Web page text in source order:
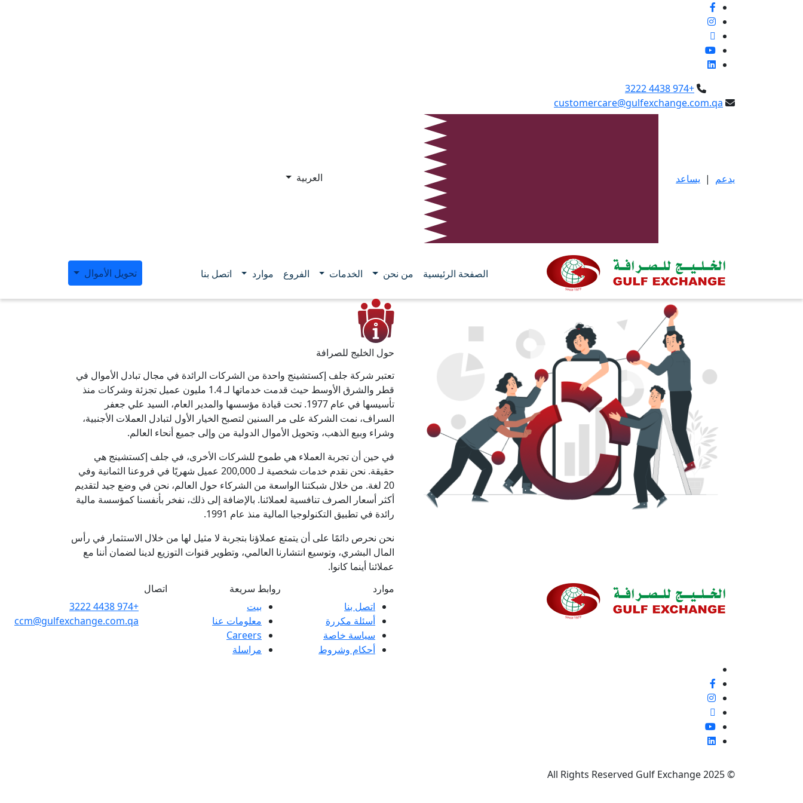
+974 4438 3222
customercare@gulfexchange.com.qa
يدعم | يساعد العربية
الصفحة الرئيسية من نحن الخدمات الفروع موارد اتصل بنا تحويل الأموال
حول الخليج للصرافة
تعتبر شركة جلف إكستشينج واحدة من الشركات الرائدة في مجال تبادل الأموال في
قطر والشرق الأوسط حيث قدمت خدماتها لـ 1.4 مليون عميل تجزئة وشركات منذ
تأسيسها في عام 1977. تحت قيادة مؤسسها والمدير العام، السيد علي جعفر
السراف، نمت الشركة على مر السنين لتصبح الخيار الأول لتبادل العملات الأجنبية،
وشراء وبيع الذهب، وتحويل الأموال الدولية من وإلى جميع أنحاء العالم.
في حين أن تجربة العملاء هي طموح للشركات الأخرى، في جلف إكستشينج هي
حقيقة. نحن نقدم خدمات شخصية لـ 200,000 عميل شهريًا في فروعنا الثمانية وفي
20 لغة. من خلال شبكتنا الواسعة من الشركاء حول العالم، نحن في وضع جيد لتقديم
أكثر أسعار الصرف تنافسية لعملائنا. بالإضافة إلى ذلك، نفخر بأنفسنا كمؤسسة مالية
رائدة في تطبيق التكنولوجيا المالية منذ عام 1991.
نحن نحرص دائمًا على أن يتمتع عملاؤنا بتجربة لا مثيل لها من خلال الاستثمار في رأس
المال البشري، وتوسيع انتشارنا العالمي، وتطوير قنوات التوزيع لدينا لضمان أننا مع
عملائنا أينما كانوا.
موارد
اتصل بنا
أسئلة مكررة
سياسة خاصة
أحكام وشروط
روابط سريعة
بيت
معلومات عنا
Careers
مراسلة
اتصال
+974 4438 3222
ccm@gulfexchange.com.qa
© 2025 All Rights Reserved Gulf Exchange